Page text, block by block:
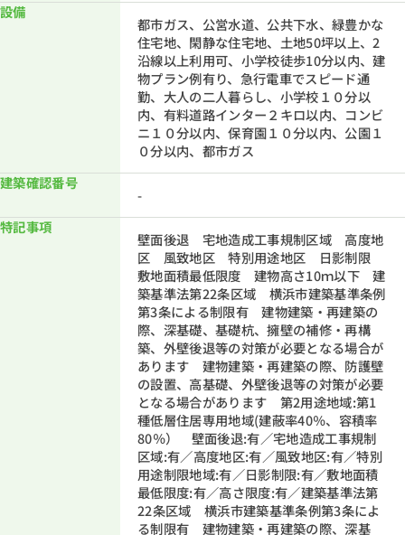
設備
都市ガス、公営水道、公共下水、緑豊かな
住宅地、閑静な住宅地、土地50坪以上、2
沿線以上利用可、小学校徒歩10分以内、建
物プラン例有り、急行電車でスピード通
勤、大人の二人暮らし、小学校１０分以
内、有料道路インター２キロ以内、コンビ
ニ１０分以内、保育園１０分以内、公園１
０分以内、都市ガス
建築確認番号
-
特記事項
壁面後退 宅地造成工事規制区域 高度地
区 風致地区 特別用途地区 日影制限
敷地面積最低限度 建物高さ10ｍ以下 建
築基準法第22条区域 横浜市建築基準条例
第3条による制限有 建物建築・再建築の
際、深基礎、基礎杭、擁壁の補修・再構
築、外壁後退等の対策が必要となる場合が
あります 建物建築・再建築の際、防護壁
の設置、高基礎、外壁後退等の対策が必要
となる場合があります 第2用途地域:第1
種低層住居専用地域(建蔽率40％、容積率
80％） 壁面後退:有／宅地造成工事規制
区域:有／高度地区:有／風致地区:有／特別
用途制限地域:有／日影制限:有／敷地面積
最低限度:有／高さ限度:有／建築基準法第
22条区域 横浜市建築基準条例第3条によ
る制限有 建物建築・再建築の際、深基